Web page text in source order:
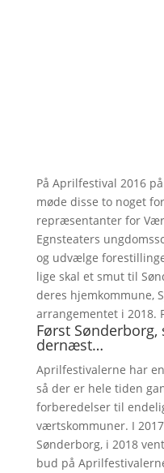
På Aprilfestival 2016
møde disse to noget
repræsentanter for
Egnsteaters
og udvælge
lige skal et smut til
deres hjemkommune,
arrangementet i 2018.
Først Sønderborg,
dernæst…
Aprilfestivalerne har
så der er hele tiden
forberedelser til
værtskommuner. I
Sønderborg, i 2018
bud på